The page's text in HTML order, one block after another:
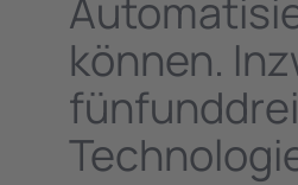
können.